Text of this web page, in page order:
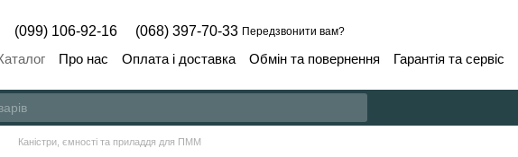
(099) 106-92-16 (068) 397-70-33 Передзвонити вам?
Про нас Оплата і доставка Обмін та повернення Гарантія та сервіс
Каністри, ємності та приладдя для ПММ